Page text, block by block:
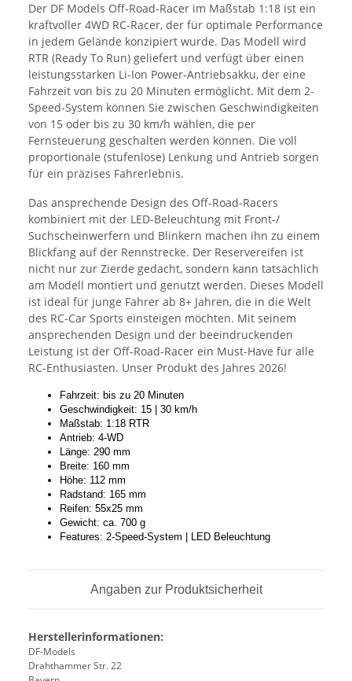
Der DF Models Off-Road-Racer im Maßstab 1:18 ist ein
kraftvoller 4WD RC-Racer, der für optimale Performance
in jedem Gelände konzipiert wurde. Das Modell wird
RTR (Ready To Run) geliefert und verfügt über einen
leistungsstarken Li-Ion Power-Antriebsakku, der eine
Fahrzeit von bis zu 20 Minuten ermöglicht. Mit dem 2-
Speed-System können Sie zwischen Geschwindigkeiten
von 15 oder bis zu 30 km/h wählen, die per
Fernsteuerung geschalten werden können. Die voll
proportionale (stufenlose) Lenkung und Antrieb sorgen
für ein präzises Fahrerlebnis.
Das ansprechende Design des Off-Road-Racers
kombiniert mit der LED-Beleuchtung mit Front-/
Suchscheinwerfern und Blinkern machen ihn zu einem
Blickfang auf der Rennstrecke. Der Reservereifen ist
nicht nur zur Zierde gedacht, sondern kann tatsächlich
am Modell montiert und genutzt werden. Dieses Modell
ist ideal für junge Fahrer ab 8+ Jahren, die in die Welt
des RC-Car Sports einsteigen möchten. Mit seinem
ansprechenden Design und der beeindruckenden
Leistung ist der Off-Road-Racer ein Must-Have für alle
RC-Enthusiasten. Unser Produkt des Jahres 2026!
Fahrzeit: bis zu 20 Minuten
Geschwindigkeit: 15 | 30 km/h
Maßstab: 1:18 RTR
Antrieb: 4-WD
Länge: 290 mm
Breite: 160 mm
Höhe: 112 mm
Radstand: 165 mm
Reifen: 55x25 mm
Gewicht: ca. 700 g
Features: 2-Speed-System | LED Beleuchtung
Angaben zur Produktsicherheit
Herstellerinformationen:
DF-Models
Drahthammer Str. 22